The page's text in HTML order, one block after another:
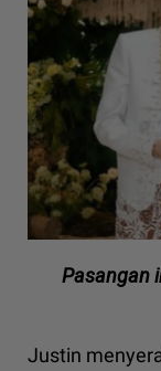
Pasangan
Justin